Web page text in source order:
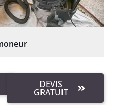
DEVIS
GRATUIT